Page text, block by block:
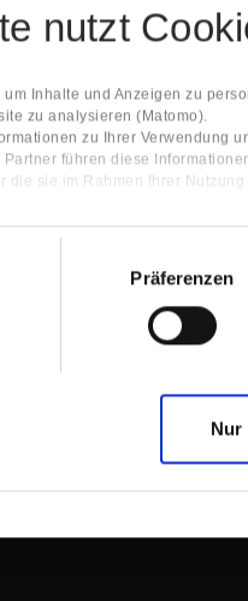
nutzt
Inhalte und Anzeigen zu
zu analysieren (Matomo).
zu Ihrer Verwendung
führen diese
die sie im Rahmen Ihrer
Präferenzen
Nur
Locator
Information